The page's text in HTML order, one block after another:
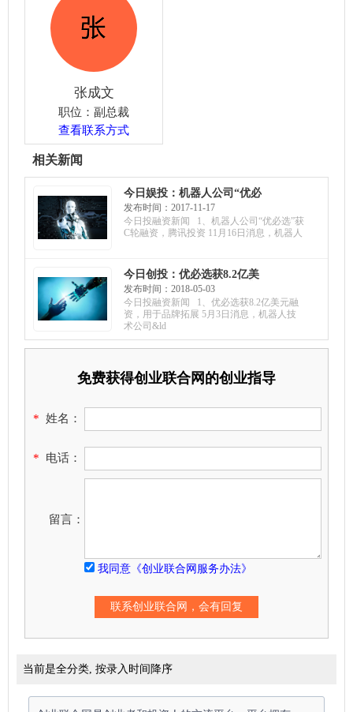
张成文
职位：副总裁
查看联系方式
相关新闻
今日娱投：机器人公司“优必
选”获C轮融资，腾讯投资；
e电梯获千万投资，构建电梯
全生命周期SaaS平台；星烁
发布时间：2017-11-17
今日投融资新闻 1、机器人公司“优必选”获
C轮融资，腾讯投资 11月16日消息，机器人
今日创投：优必选获8.2亿美
元融资，用于品牌拓展；求
臻医学获A轮融资，搭建实
验平台；享物说获B轮融
资，高瓴资本领投
发布时间：2018-05-03
今日投融资新闻 1、优必选获8.2亿美元融
资，用于品牌拓展 5月3日消息，机器人技
术公司&ld
免费获得创业联合网的创业指导
* 姓名：
* 电话：
留言：
我同意《创业联合网服务办法》
当前是全分类, 按录入时间降序